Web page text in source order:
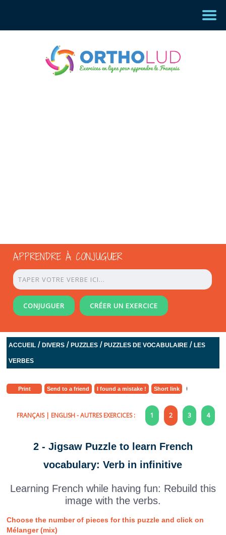
APPRENDRE À CONJUGUER
CONJUGUER CRÉER UN EXERCICE
ACCUEIL /DIVERS /PUZZLES /PUZZLES DE VOCABULAIRE /LES
VERBES
Print Send to a friend I found a mistake ! Short link
FRANÇAIS| ENGLISH- AUTRES EXERCICES : 1 2 3 4
2 - Jigsaw Puzzle to learn French
vocabulary: Verb in infinitive
Learning French while having fun: Rebuild this
image with the verbs.
Choose the number of pieces for this puzzle and click on
Mélanger (mix)